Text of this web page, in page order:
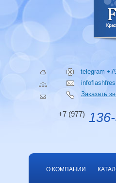
telegram
Заказать
+7 (977)
О КОМПАНИИ